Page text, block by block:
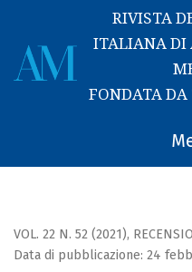
RIVISTA
ITALIANA DI
FONDATA
VOL. 22 N. 52 (2021),
Data di pubblicazione: 24